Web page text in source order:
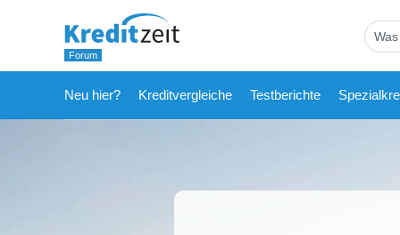
Neu hier? Kreditvergleiche Testberichte